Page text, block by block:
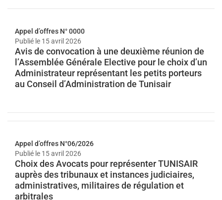
Appel d’offres N° 0000
Publié le 15 avril 2026
Avis de convocation à une deuxième réunion de
l’Assemblée Générale Elective pour le choix d’un
Administrateur représentant les petits porteurs
au Conseil d’Administration de Tunisair
Appel d’offres N°06/2026
Publié le 15 avril 2026
Choix des Avocats pour représenter TUNISAIR
auprès des tribunaux et instances judiciaires,
administratives, militaires de régulation et
arbitrales